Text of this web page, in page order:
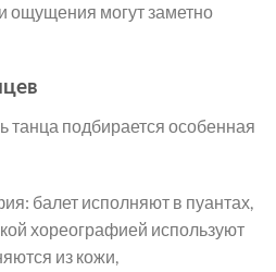
ощущения могут заметно
танца подбирается особенная
балет исполняют в пуантах,
хореографией используют
из кожи,